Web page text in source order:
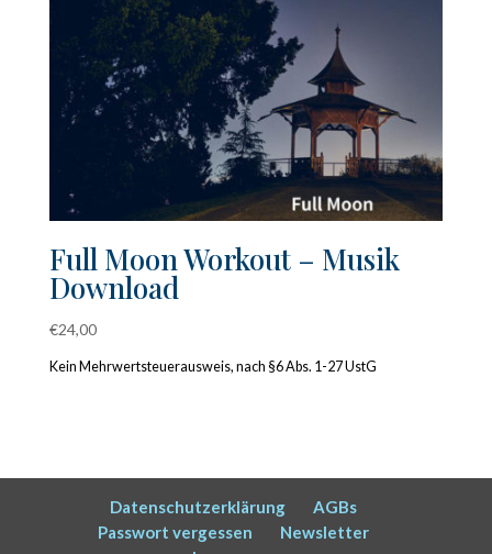
Full Moon Workout – Musik
Download
€24,00
Kein Mehrwertsteuerausweis, nach §6 Abs. 1-27 UstG
Datenschutzerklärung
AGBs
Passwort vergessen
Newsletter